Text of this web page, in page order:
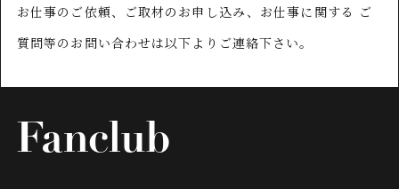
お仕事のご依頼、ご取材のお申し込み、お仕事に関する ご
質問等のお問い合わせは以下よりご連絡下さい。
Fanclub